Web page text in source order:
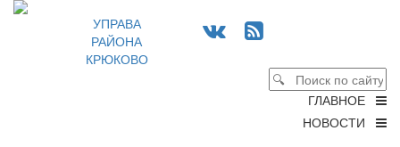
УПРАВА
РАЙОНА
КРЮКОВО
ГЛАВНОЕ
НОВОСТИ